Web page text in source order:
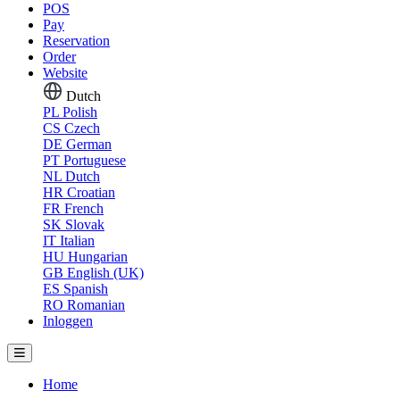
POS
Pay
Reservation
Order
Website
Dutch
PL Polish
CS Czech
DE German
PT Portuguese
NL Dutch
HR Croatian
FR French
SK Slovak
IT Italian
HU Hungarian
GB English (UK)
ES Spanish
RO Romanian
Inloggen
Home